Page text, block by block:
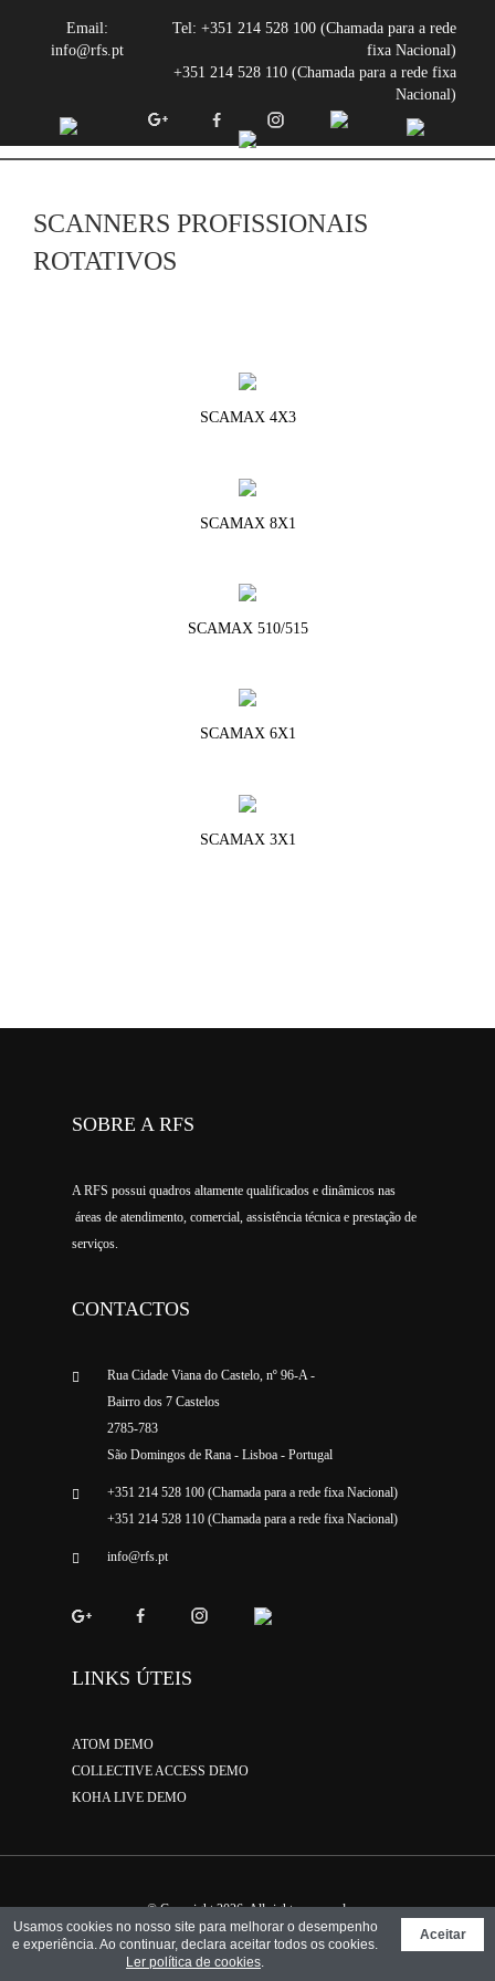
Usamos cookies no nosso site para melhorar o desempenho
e experiência. Ao continuar, declara aceitar todos os cookies.
Ler política de cookies.
Aceitar
Email:
info@rfs.pt
Tel: +351 214 528 100 (Chamada para a rede
fixa Nacional)
+351 214 528 110 (Chamada para a rede fixa
Nacional)
SCANNERS PROFISSIONAIS
ROTATIVOS
SCAMAX 4X3
SCAMAX 8X1
SCAMAX 510/515
SCAMAX 6X1
SCAMAX 3X1
SOBRE A RFS
A RFS possui quadros altamente qualificados e dinâmicos nas
áreas de atendimento, comercial, assistência técnica e prestação de
serviços.
CONTACTOS
Rua Cidade Viana do Castelo, nº 96-A -
Bairro dos 7 Castelos
2785-783
São Domingos de Rana - Lisboa - Portugal
+351 214 528 100 (Chamada para a rede fixa Nacional)
+351 214 528 110 (Chamada para a rede fixa Nacional)
info@rfs.pt
LINKS ÚTEIS
ATOM DEMO
COLLECTIVE ACCESS DEMO
KOHA LIVE DEMO
© Copyright 2026. All rights reserved.
Design Binário - Web Innovation